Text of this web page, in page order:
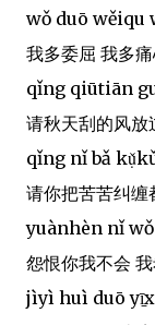
wǒ duō wěiqu
我多委屈 我多
qǐng qiūtiān
请秋天刮的风放
qǐng nǐ bǎ
请你把苦苦纠缠
yuànhèn nǐ
怨恨你我不会
jìyì huì duō